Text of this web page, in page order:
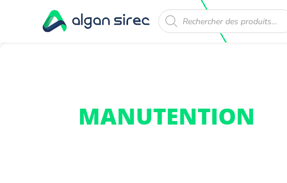
Recherche
de
produits
MANUTENTION